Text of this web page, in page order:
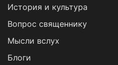
История и культура
Вопрос священнику
Мысли вслух
Блоги